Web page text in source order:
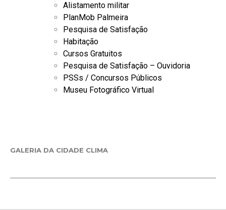
Alistamento militar
PlanMob Palmeira
Pesquisa de Satisfação
Habitação
Cursos Gratuitos
Pesquisa de Satisfação – Ouvidoria
PSSs / Concursos Públicos
Museu Fotográfico Virtual
GALERIA DA CIDADE CLIMA